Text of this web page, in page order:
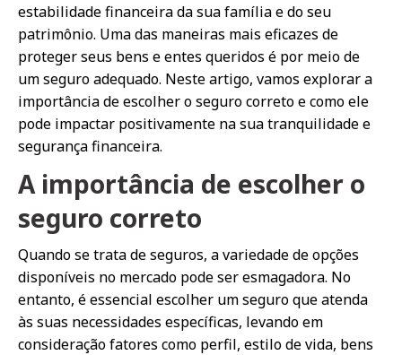
estabilidade financeira da sua família e do seu
patrimônio. Uma das maneiras mais eficazes de
proteger seus bens e entes queridos é por meio de
um seguro adequado. Neste artigo, vamos explorar a
importância de escolher o seguro correto e como ele
pode impactar positivamente na sua tranquilidade e
segurança financeira.
A importância de escolher o
seguro correto
Quando se trata de seguros, a variedade de opções
disponíveis no mercado pode ser esmagadora. No
entanto, é essencial escolher um seguro que atenda
às suas necessidades específicas, levando em
consideração fatores como perfil, estilo de vida, bens